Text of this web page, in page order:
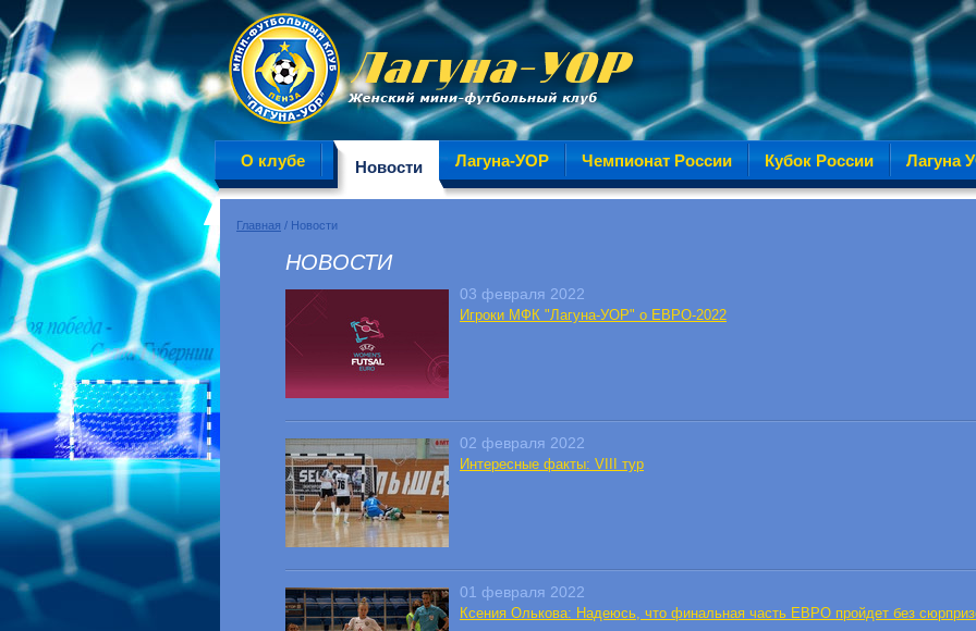
О клубе Новости Лагуна-УОР Чемпионат России Кубок России Лагуна
Главная / Новости
НОВОСТИ
03 февраля 2022
Игроки МФК "Лагуна-УОР" о ЕВРО-2022
02 февраля 2022
Интересные факты: VIII тур
01 февраля 2022
Ксения Олькова: Надеюсь, что финальная часть ЕВРО пройдет без